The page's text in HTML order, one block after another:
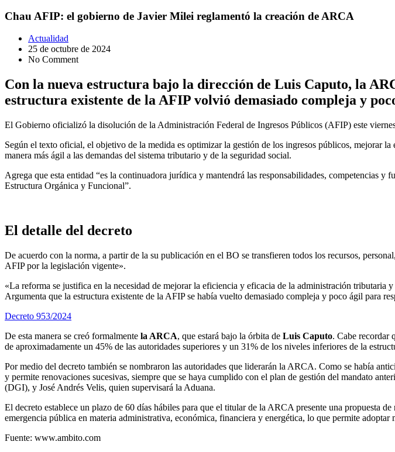
Chau AFIP: el gobierno de Javier Milei reglamentó la creación de ARCA
Actualidad
25 de octubre de 2024
No Comment
Con la nueva estructura bajo la dirección de Luis Caputo, la
estructura existente de la AFIP volvió demasiado compleja y
El Gobierno oficializó la disolución de la Administración Federal de Ingresos Públicos (AFIP) este
Según el texto oficial, el objetivo de la medida es optimizar la gestión de los ingresos públicos, mejorar
manera más ágil a las demandas del sistema tributario y de la seguridad social.
Agrega que esta entidad “es la continuadora jurídica y mantendrá las responsabilidades, competencias
Estructura Orgánica y Funcional”.
El detalle del decreto
De acuerdo con la norma, a partir de la su publicación en el BO se transfieren todos los recursos,
AFIP por la legislación vigente».
«La reforma se justifica en la necesidad de mejorar la eficiencia y eficacia de la administración tributaria
Argumenta que la estructura existente de la AFIP se había vuelto demasiado compleja y poco ágil para
Decreto 953/2024
De esta manera se creó formalmente la ARCA, que estará bajo la órbita de Luis Caputo. Cabe recordar
de aproximadamente un 45% de las autoridades superiores y un 31% de los niveles inferiores de la
Por medio del decreto también se nombraron las autoridades que liderarán la ARCA. Como se había
y permite renovaciones sucesivas, siempre que se haya cumplido con el plan de gestión del mandato
(DGI), y José Andrés Velis, quien supervisará la Aduana.
El decreto establece un plazo de 60 días hábiles para que el titular de la ARCA presente una propuesta
emergencia pública en materia administrativa, económica, financiera y energética, lo que permite adoptar
Fuente: www.ambito.com